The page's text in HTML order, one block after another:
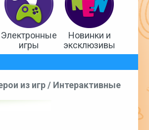
Электронные
игры
Новинки и
эксклюзивы
из игр / Интерактивные
12 inch Action Figure -